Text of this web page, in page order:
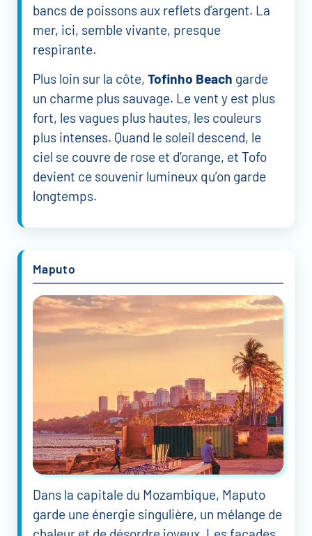
bancs de poissons aux reflets d’argent. La
mer, ici, semble vivante, presque
respirante.
Plus loin sur la côte, Tofinho Beach garde
un charme plus sauvage. Le vent y est plus
fort, les vagues plus hautes, les couleurs
plus intenses. Quand le soleil descend, le
ciel se couvre de rose et d’orange, et Tofo
devient ce souvenir lumineux qu’on garde
longtemps.
Maputo
Dans la capitale du Mozambique, Maputo
garde une énergie singulière, un mélange de